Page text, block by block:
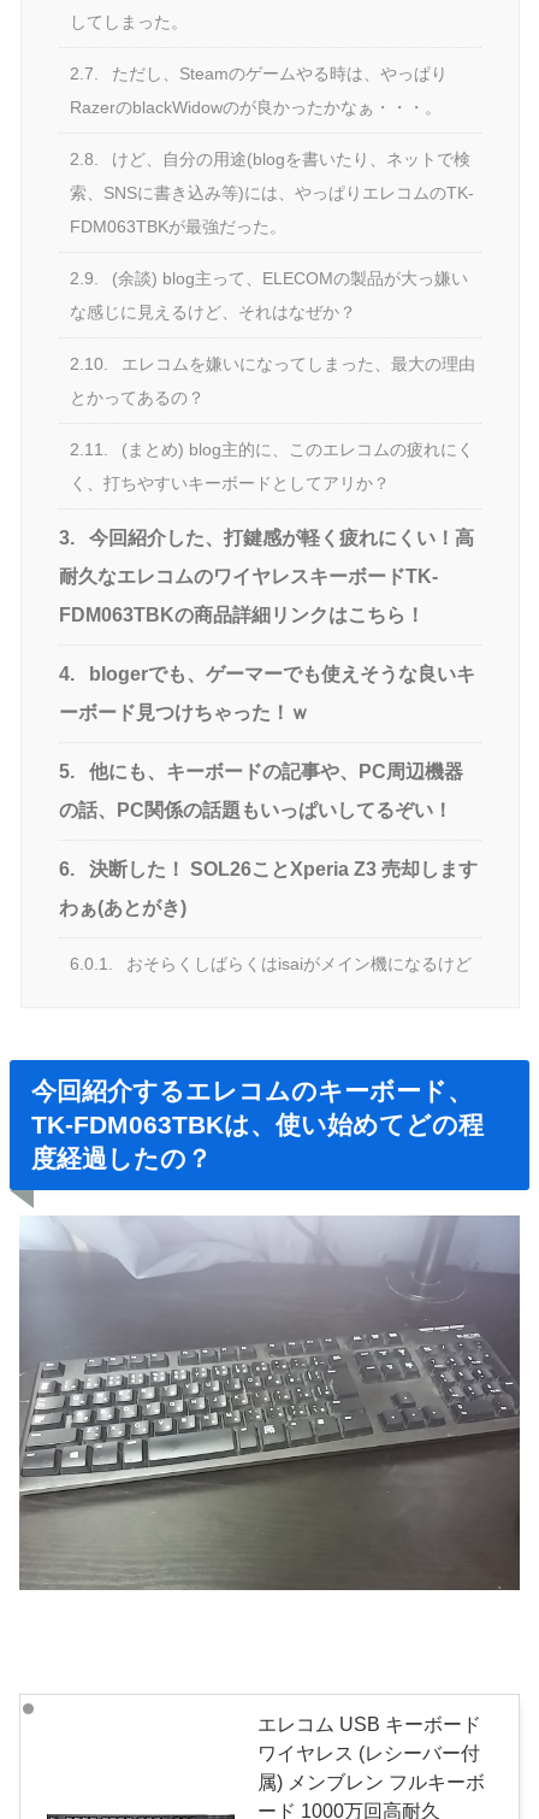
してしまった。
2.7.
ただし、Steamのゲームやる時は、やっぱり
RazerのblackWidowのが良かったかなぁ・・・。
2.8.
けど、自分の用途(blogを書いたり、ネットで検
索、SNSに書き込み等)には、やっぱりエレコムのTK-
FDM063TBKが最強だった。
2.9.
(余談) blog主って、ELECOMの製品が大っ嫌い
な感じに見えるけど、それはなぜか？
2.10.
エレコムを嫌いになってしまった、最大の理由
とかってあるの？
2.11.
(まとめ) blog主的に、このエレコムの疲れにく
く、打ちやすいキーボードとしてアリか？
3.
今回紹介した、打鍵感が軽く疲れにくい！高
耐久なエレコムのワイヤレスキーボードTK-
FDM063TBKの商品詳細リンクはこちら！
4.
blogerでも、ゲーマーでも使えそうな良いキ
ーボード見つけちゃった！ｗ
5.
他にも、キーボードの記事や、PC周辺機器
の話、PC関係の話題もいっぱいしてるぞい！
6.
決断した！ SOL26ことXperia Z3 売却します
わぁ(あとがき)
6.0.1. おそらくしばらくはisaiがメイン機になるけど
今回紹介するエレコムのキーボード、
TK-FDM063TBKは、使い始めてどの程
度経過したの？
エレコム USB キーボード
ワイヤレス (レシーバー付
属) メンブレン フルキーボ
ード 1000万回高耐久